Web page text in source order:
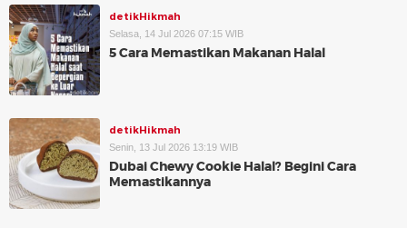
detikHikmah
Selasa, 14 Jul 2026 07:15 WIB
5 Cara Memastikan Makanan Halal
detikHikmah
Senin, 13 Jul 2026 13:19 WIB
Dubai Chewy Cookie Halal? Begini Cara
Memastikannya